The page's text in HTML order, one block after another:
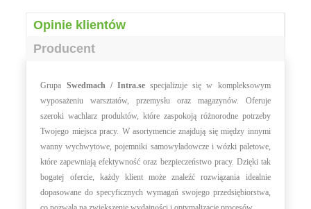
Opinie klientów
Producent
Grupa Swedmach / Intra.sespecjalizuje się w kompleksowym
wyposażeniu warsztatów, przemysłu oraz magazynów. Oferuje
szeroki wachlarz produktów, które zaspokoją różnorodne potrzeby
Twojego miejsca pracy. W asortymencie znajdują się między innymi
wanny wychwytowe, pojemniki samowyładowcze i wózki paletowe,
które zapewniają efektywność oraz bezpieczeństwo pracy. Dzięki tak
bogatej ofercie, każdy klient może znaleźć rozwiązania idealnie
dopasowane do specyficznych wymagań swojego przedsiębiorstwa,